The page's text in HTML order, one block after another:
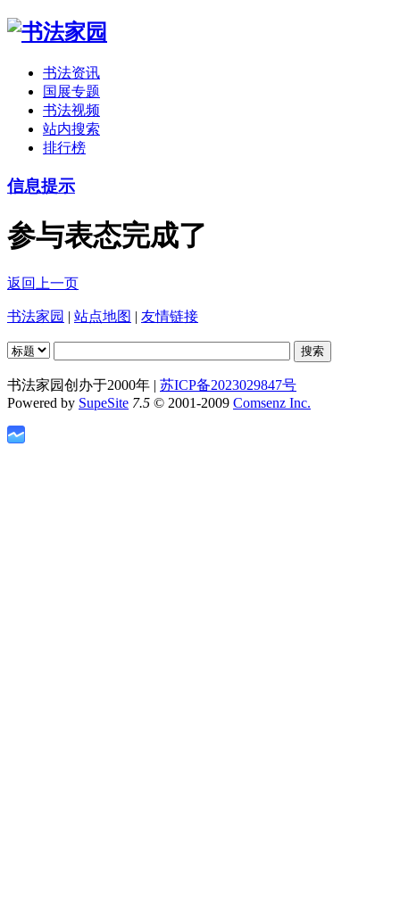
书法资讯
国展专题
书法视频
站内搜索
排行榜
信息提示
参与表态完成了
返回上一页
书法家园 | 站点地图 | 友情链接
书法家园创办于2000年 | 苏ICP备2023029847号
Powered by SupeSite 7.5 © 2001-2009 Comsenz Inc.